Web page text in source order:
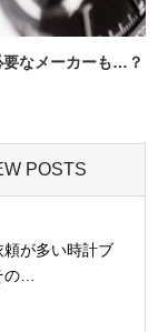
要なメーカーも…？
POSTS
頼が多い時計ブ
…